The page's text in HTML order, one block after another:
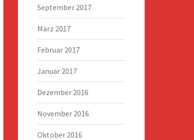
September 2017
März 2017
Februar 2017
Januar 2017
Dezember 2016
November 2016
Oktober 2016